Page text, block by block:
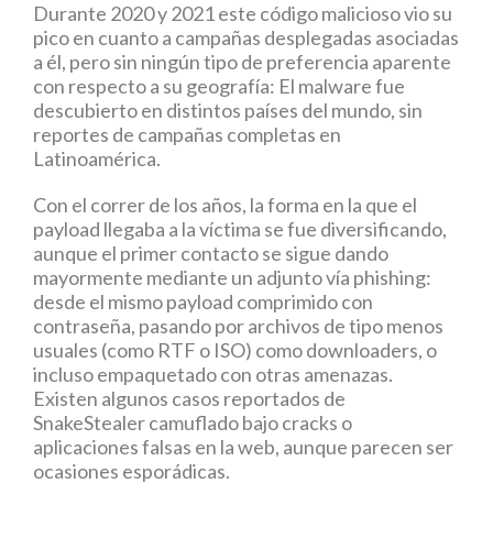
Durante 2020 y 2021 este código malicioso vio su
pico en cuanto a campañas desplegadas asociadas
a él, pero sin ningún tipo de preferencia aparente
con respecto a su geografía: El malware fue
descubierto en distintos países del mundo, sin
reportes de campañas completas en
Latinoamérica.
Con el correr de los años, la forma en la que el
payload llegaba a la víctima se fue diversificando,
aunque el primer contacto se sigue dando
mayormente mediante un adjunto vía phishing:
desde el mismo payload comprimido con
contraseña, pasando por archivos de tipo menos
usuales (como RTF o ISO) como downloaders, o
incluso empaquetado con otras amenazas.
Existen algunos casos reportados de
SnakeStealer camuflado bajo cracks o
aplicaciones falsas en la web, aunque parecen ser
ocasiones esporádicas.